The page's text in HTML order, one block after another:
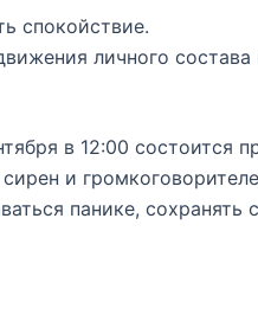
спокойствие.
личного состава
в 12:00 состоится
и
панике, сохранять